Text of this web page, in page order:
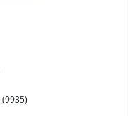
(9935)